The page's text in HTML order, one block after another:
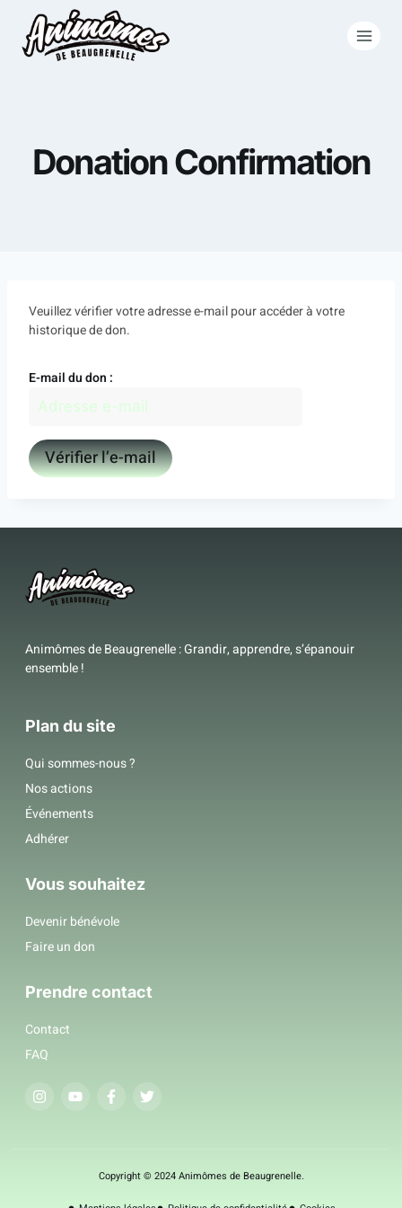
Donation Confirmation
Veuillez vérifier votre adresse e-mail pour accéder à votre
historique de don.
E-mail du don :
Animômes de Beaugrenelle : Grandir, apprendre, s’épanouir
ensemble !
Plan du site
Qui sommes-nous ?
Nos actions
Événements
Adhérer
Vous souhaitez
Devenir bénévole
Faire un don
Prendre contact
Contact
FAQ
Copyright © 2024 Animômes de Beaugrenelle.